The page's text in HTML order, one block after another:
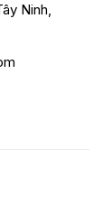
Ninh,